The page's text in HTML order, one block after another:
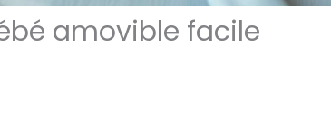
amovible facile